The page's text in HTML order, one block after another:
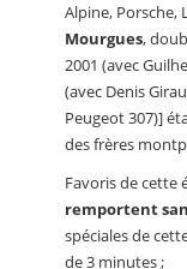
Alpine, Porsche,
Mourgues,
2001 (avec
(avec Denis
Peugeot 307)]
des frères
Favoris de cette
remportent
spéciales de
de 3 minutes ;